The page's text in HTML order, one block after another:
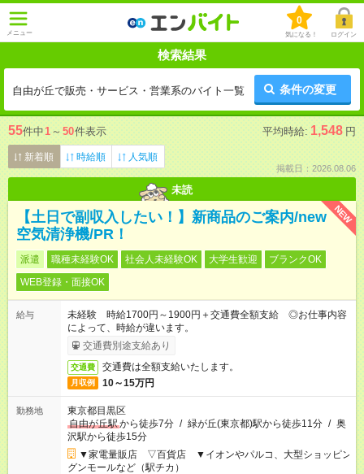
メニュー
0
気になる！ ログイン
検索結果
自由が丘で販売・サービス・営業系のバイト一覧 条件の変更
55件中1 ～ 50件表示 平均時給: 1,548 円
新着順 時給順 人気順
掲載日：2026.08.06
未読
NEW
【土日で副収入したい！】新商品のご案内/new
空気清浄機/PR！
派遣 職種未経験OK 社会人未経験OK 大学生歓迎
ブランクOK
WEB登録・面接OK
給与
未経験 時給1700円～1900円＋交通費全額支給 ◎お仕事内容
によって、時給が違います。
交通費別途支給あり
交通費 交通費は全額支給いたします。
月収例 10～15万円
勤務地
東京都目黒区
自由が丘駅から徒歩7分 / 緑が丘(東京都)駅から徒歩11分 / 奥
沢駅から徒歩15分
▼家電量販店 ▽百貨店 ▼イオンやパルコ、大型ショッピン
グンモールなど（駅チカ）